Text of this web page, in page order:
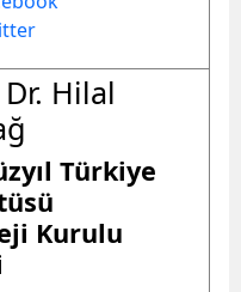
Hilal
Türkiye
Kurulu